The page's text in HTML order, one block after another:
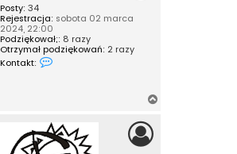
Posty: 34
Rejestracja: sobota 02 marca
2024, 22:00
Podziękował;: 8 razy
Otrzymał podziękowań: 2 razy
Kontakt:
t
u